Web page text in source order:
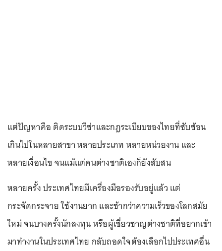
แต่ปัญหาคือ ติดระบบวีซ่าและกฎระเบียบของไทยที่ซับซ้อน
เกินไปในหลายสาขา หลายประเภท หลายหน่วยงาน และ
หลายเงื่อนไข จนแม้แต่คนต่างชาติเองก็ยังสับสน
หลายครั้ง ประเทศไทยมีเครื่องมือรองรับอยู่แล้ว แต่
กระจัดกระจาย ใช้งานยาก และช้ากว่าความเร็วของโลกสมัย
ใหม่ จนบางครั้งนักลงทุน หรือผู้เชี่ยวชาญต่างชาติที่อยากเข้า
มาทำงานในประเทศไทย กลับถอดใจต้องเลือกไปประเทศอื่น